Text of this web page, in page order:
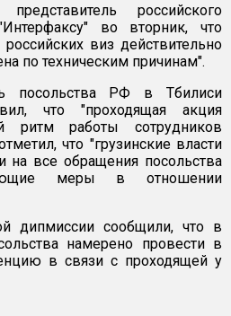
российского
во вторник, что
виз действительно
по техническим причинам".
посольства РФ в Тбилиси
что "проходящая акция
ритм работы сотрудников
что "грузинские власти
на все обращения посольства
меры в отношении
дипмиссии сообщили, что в
намерено провести в
в связи с проходящей у